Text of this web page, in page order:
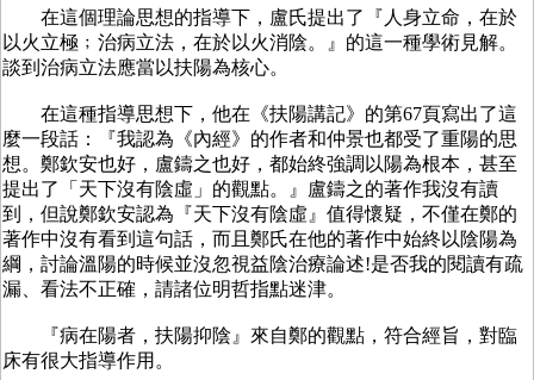
在這個理論思想的指導下，盧氏提出了『人身立命，在於
以火立極﹔治病立法，在於以火消陰。』的這一種學術見解。
談到治病立法應當以扶陽為核心。
在這種指導思想下，他在《扶陽講記》的第67頁寫出了這
麼一段話：『我認為《內經》的作者和仲景也都受了重陽的思
想。鄭欽安也好，盧鑄之也好，都始終強調以陽為根本，甚至
提出了「天下沒有陰虛」的觀點。』盧鑄之的著作我沒有讀
到，但說鄭欽安認為『天下沒有陰虛』值得懷疑，不僅在鄭的
著作中沒有看到這句話，而且鄭氏在他的著作中始終以陰陽為
綱，討論溫陽的時候並沒忽視益陰治療論述!是否我的閱讀有疏
漏、看法不正確，請諸位明哲指點迷津。
『病在陽者，扶陽抑陰』來自鄭的觀點，符合經旨，對臨
床有很大指導作用。